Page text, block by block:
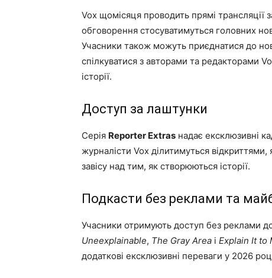
Vox щомісяця проводить прямі трансляції
обговорення стосуватимуться головних
Учасники також можуть приєднатися до
спілкуватися з авторами та редакторами
історії.
Доступ за лаштунки
Серія Reporter Extras надає ексклюзивні
журналісти Vox ділитимуться
завісу над тим, як створюються історії.
Подкасти без реклами та
Учасники отримують доступ без реклами
Uneexplainable, The Gray Area і Explain It to
додаткові ексклюзивні переваги у 2026